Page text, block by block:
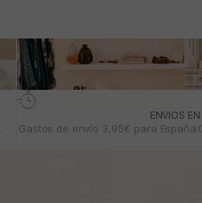
ENVIOS
Gastos de envío 3,95€ para